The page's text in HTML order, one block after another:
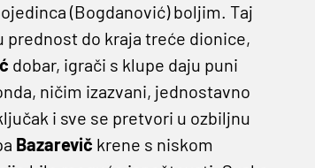
(Bogdanović) boljim. Taj
prednost do kraja treće dionice,
dobar, igrači s klupe daju puni
ničim izazvani, jednostavno
i sve se pretvori u ozbiljnu
Bazarevič krene s niskom